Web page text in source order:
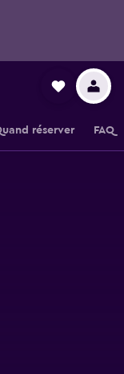
réserver FAQ